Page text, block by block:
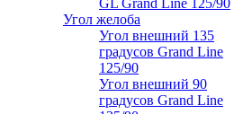
GL Grand Line 125/90
Угол желоба
Угол внешний 135
градусов Grand Line
125/90
Угол внешний 90
градусов Grand Line